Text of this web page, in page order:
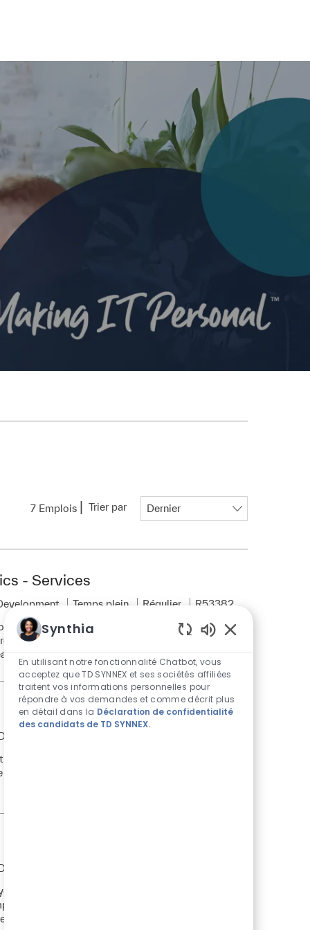
7 Emplois Trier par
- Services
Temps plein Régulier Pièce d’identité requise
R53382
drive the growth of our services portfolio through
requires strong commercial acumen and a deep
and enhance partner relationships.
komplekse teknologiløsninger og støtte
at definere og implementere innovative
vores IBM-forretning i Danmark. Du vil arbejde
teknologiløsninger, der matcher kundernes
vækst!
Synthia
En utilisant notre fonctionnalité Chatbot, vous
acceptez que TD SYNNEX et ses sociétés affiliées
traitent vos informations personnelles pour
répondre à vos demandes et comme décrit plus
en détail dans la Déclaration de confidentialité
des candidats de TD SYNNEX.